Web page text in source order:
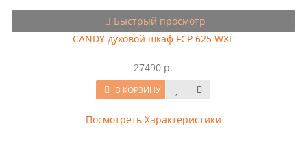
Быстрый просмотр
CANDY духовой шкаф FCP 625 WXL
27490 р.
В КОРЗИНУ
Посмотреть Характеристики